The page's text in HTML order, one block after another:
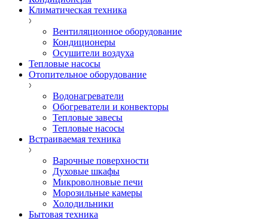
Климатическая техника
Вентиляционное оборудование
Кондиционеры
Осушители воздуха
Тепловые насосы
Отопительное оборудование
Водонагреватели
Обогреватели и конвекторы
Тепловые завесы
Тепловые насосы
Встраиваемая техника
Варочные поверхности
Духовые шкафы
Микроволновые печи
Морозильные камеры
Холодильники
Бытовая техника